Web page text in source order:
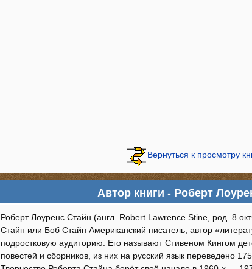
Вернуться к просмотру
Автор книги - Роберт
Роберт Лоуренс Стайн (англ. Robert Lawrence Stine, род. 8
Стайн или Боб Стайн Американский писатель, автор
подростковую аудиторию. Его называют Стивеном Кингом
повестей и сборников, из них на русский язык переведено